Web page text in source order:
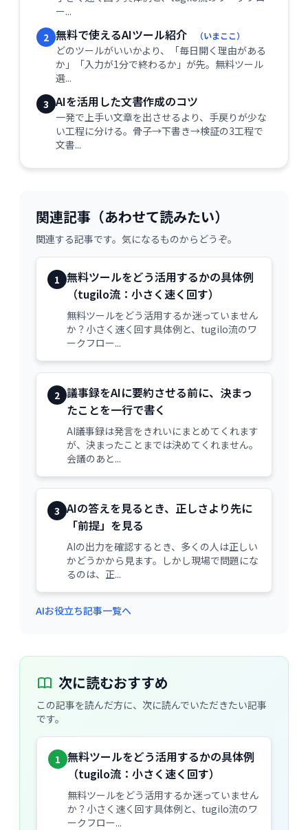
ー...
2 無料で使えるAIツール紹介 （いまここ）
どのツールがいいかより、「毎日開く理由がある
か」「入力が1分で終わるか」が先。無料ツール
選...
3 AIを活用した文書作成のコツ
一発で上手い文章を出させるより、手戻りが少な
い工程に分ける。骨子→下書き→検証の3工程で
文書...
関連記事（あわせて読みたい）
関連する記事です。気になるものからどうぞ。
1 無料ツールをどう活用するかの具体例
（tugilo流：小さく速く回す）
無料ツールをどう活用するか迷っていません
か？小さく速く回す具体例と、tugilo流のワ
ークフロー...
2 議事録をAIに要約させる前に、決まっ
たことを一行で書く
AI議事録は発言をきれいにまとめてくれます
が、決まったことまでは決めてくれません。
会議のあと...
3 AIの答えを見るとき、正しさより先に
「前提」を見る
AIの出力を確認するとき、多くの人は正しい
かどうかから見ます。しかし現場で問題にな
るのは、正...
AIお役立ち記事一覧へ
次に読むおすすめ
この記事を読んだ方に、次に読んでいただきたい記事
です。
1 無料ツールをどう活用するかの具体例
（tugilo流：小さく速く回す）
無料ツールをどう活用するか迷っていません
か？小さく速く回す具体例と、tugilo流のワ
ークフロー...